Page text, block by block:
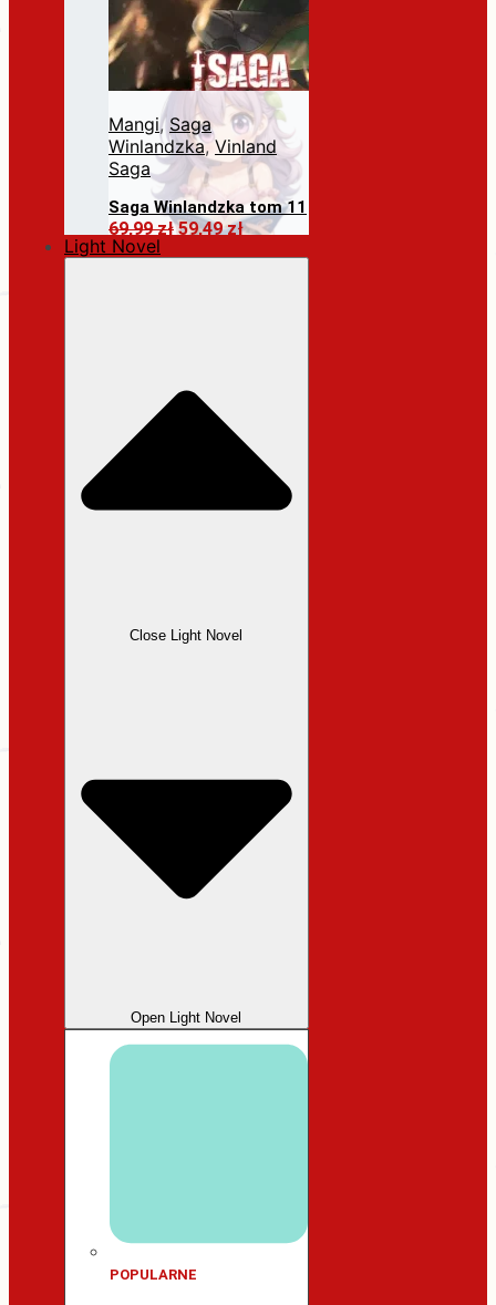
Mangi, Saga
Winlandzka, Vinland
Saga
Saga Winlandzka tom 11
69,99złPierwotna
59,49złAktualna
Dodaj do koszyka
Light Novel
Close Light Novel
Open Light Novel
POPULARNE